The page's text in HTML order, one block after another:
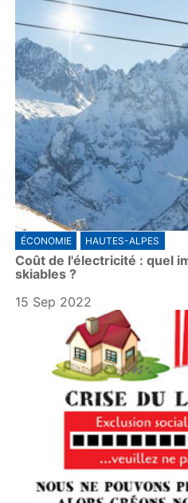
ÉCONOMIE HAUTES-ALPES
Coût de l'électricité : quel
skiables ?
15 Sep 2022